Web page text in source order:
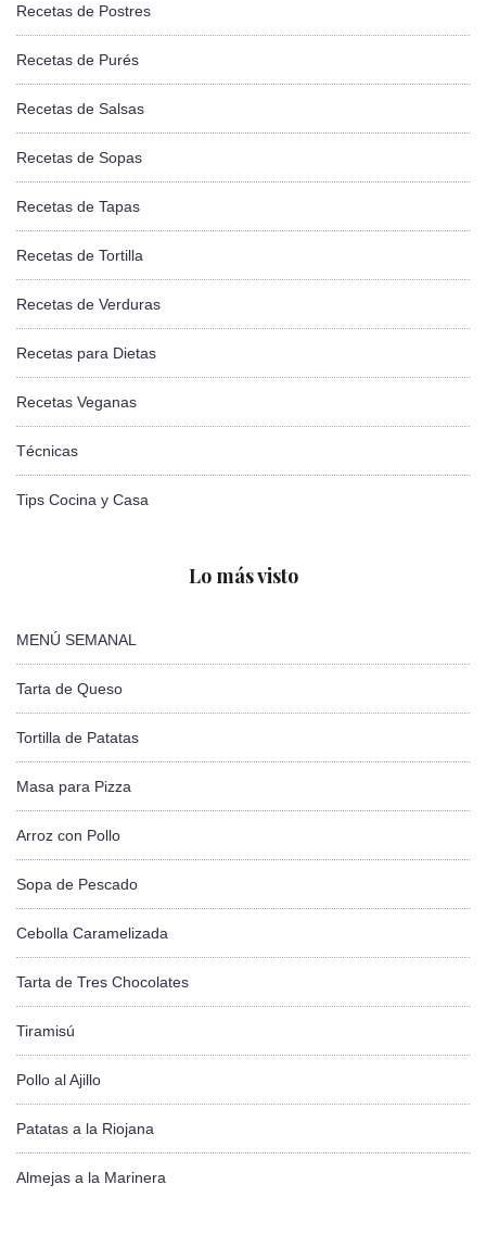
Recetas de Postres
Recetas de Purés
Recetas de Salsas
Recetas de Sopas
Recetas de Tapas
Recetas de Tortilla
Recetas de Verduras
Recetas para Dietas
Recetas Veganas
Técnicas
Tips Cocina y Casa
Lo más visto
MENÚ SEMANAL
Tarta de Queso
Tortilla de Patatas
Masa para Pizza
Arroz con Pollo
Sopa de Pescado
Cebolla Caramelizada
Tarta de Tres Chocolates
Tiramisú
Pollo al Ajillo
Patatas a la Riojana
Almejas a la Marinera